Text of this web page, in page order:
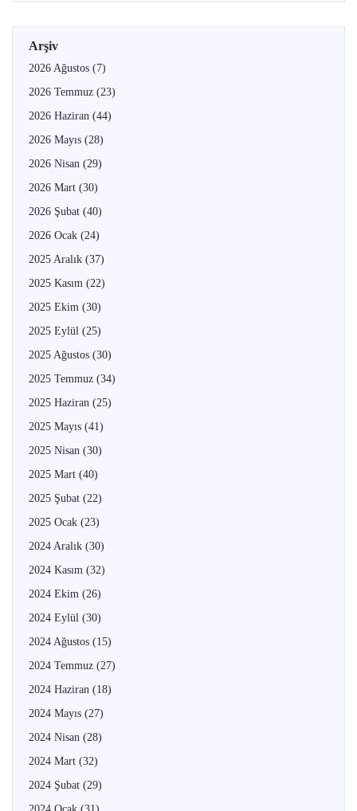
Arşiv
2026 Ağustos (7)
2026 Temmuz (23)
2026 Haziran (44)
2026 Mayıs (28)
2026 Nisan (29)
2026 Mart (30)
2026 Şubat (40)
2026 Ocak (24)
2025 Aralık (37)
2025 Kasım (22)
2025 Ekim (30)
2025 Eylül (25)
2025 Ağustos (30)
2025 Temmuz (34)
2025 Haziran (25)
2025 Mayıs (41)
2025 Nisan (30)
2025 Mart (40)
2025 Şubat (22)
2025 Ocak (23)
2024 Aralık (30)
2024 Kasım (32)
2024 Ekim (26)
2024 Eylül (30)
2024 Ağustos (15)
2024 Temmuz (27)
2024 Haziran (18)
2024 Mayıs (27)
2024 Nisan (28)
2024 Mart (32)
2024 Şubat (29)